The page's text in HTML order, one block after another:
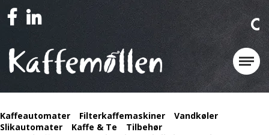
Kaffeautomater Filterkaffemaskiner
Vandkøler
Slikautomater
Kaffe & Te
Tilbehør